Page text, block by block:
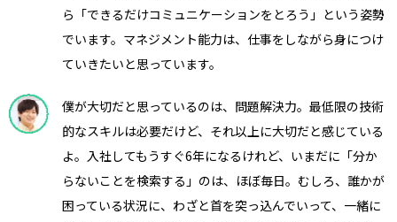
ら「できるだけコミュニケーションをとろう」という姿勢
でいます。マネジメント能力は、仕事をしながら身につけ
ていきたいと思っています。
僕が大切だと思っているのは、問題解決力。最低限の技術
的なスキルは必要だけど、それ以上に大切だと感じている
よ。入社してもうすぐ6年になるけれど、いまだに「分か
らないことを検索する」のは、ほぼ毎日。むしろ、誰かが
困っている状況に、わざと首を突っ込んでいって、一緒に